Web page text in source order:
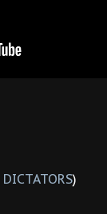
DICTATORS)